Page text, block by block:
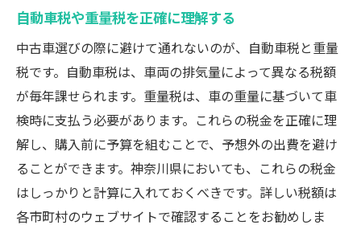
自動車税や重量税を正確に理解する
中古車選びの際に避けて通れないのが、自動車税と重量
税です。自動車税は、車両の排気量によって異なる税額
が毎年課せられます。重量税は、車の重量に基づいて車
検時に支払う必要があります。これらの税金を正確に理
解し、購入前に予算を組むことで、予想外の出費を避け
ることができます。神奈川県においても、これらの税金
はしっかりと計算に入れておくべきです。詳しい税額は
各市町村のウェブサイトで確認することをお勧めしま